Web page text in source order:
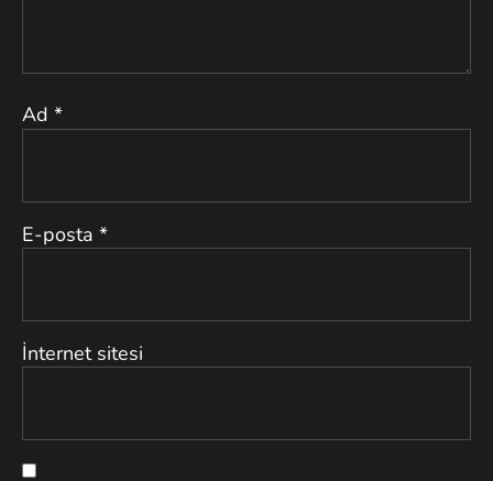
Ad *
E-posta *
İnternet sitesi